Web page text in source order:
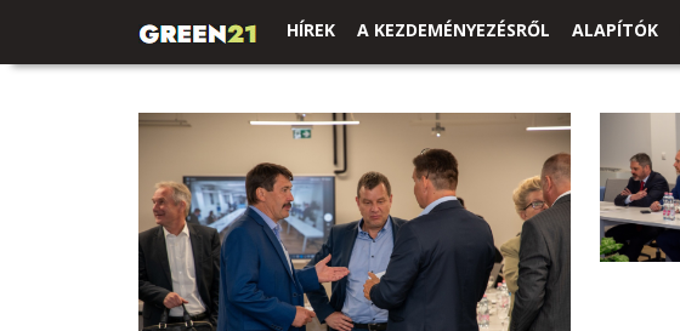
HÍREK A KEZDEMÉNYEZÉSRŐL ALAPÍTÓK